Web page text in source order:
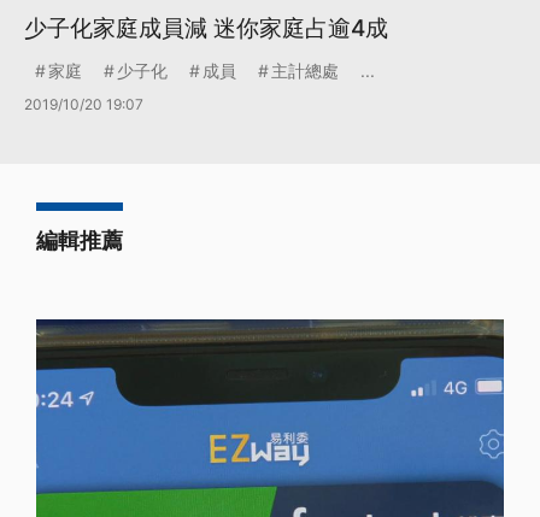
少子化家庭成員減 迷你家庭占逾4成
家庭 少子化 成員 主計總處 ...
2019/10/20 19:07
編輯推薦